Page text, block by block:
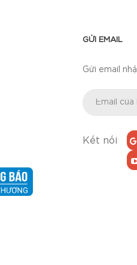
GỬI EMAIL
Gửi email
Kết nối